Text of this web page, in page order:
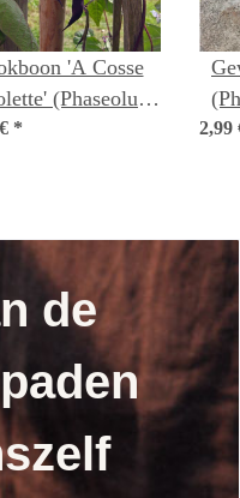
'A Cosse
(Phaseolus
vulgaris) zaden
* 2,99
de